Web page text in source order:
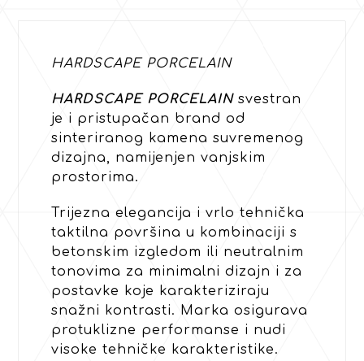
HARDSCAPE PORCELAIN
HARDSCAPE PORCELAINsvestran
je i pristupačan brand od
sinteriranog kamena suvremenog
dizajna, namijenjen vanjskim
prostorima.
Trijezna elegancija i vrlo tehnička
taktilna površina u kombinaciji s
betonskim izgledom ili neutralnim
tonovima za minimalni dizajn i za
postavke koje karakteriziraju
snažni kontrasti. Marka osigurava
protuklizne performanse i nudi
visoke tehničke karakteristike.